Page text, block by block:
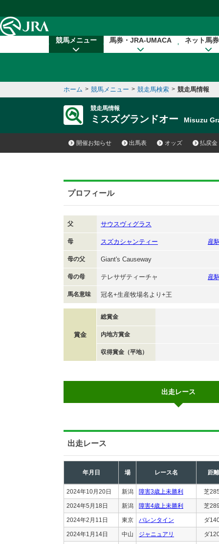
競馬メニュー 馬券・JRA-UMACA ネット馬
ホーム > 競馬メニュー > 競走馬検索 > 競走馬情報
競走馬情報
ミスズグランドオー Misuzu
開催お知らせ 出馬表 オッズ 払戻金
プロフィール
父 サウスヴィグラス
母 スズカシャンティー 産
母の父 Giant's Causeway
母の母 テレサザティーチャ 産
馬名意味 冠名+生産牧場名より+王
賞金
総賞金
内地方賞金
収得賞金（平地）
出走レース
出走レース
年月日 場 レース名 距離
2024年10月20日 新潟 障害3歳上未勝利 芝
2024年5月18日 新潟 障害4歳上未勝利 芝
2024年2月11日 東京 バレンタイン ダ
2024年1月14日 中山 ジャニュアリ ダ